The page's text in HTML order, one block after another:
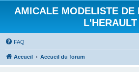
AMICALE MODELISTE DE
L'HERAULT
FAQ
Accueil Accueil du forum